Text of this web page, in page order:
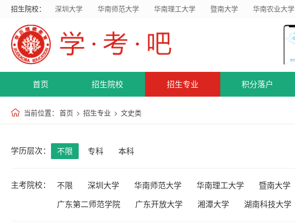
招生院校： 深圳大学 华南师范大学 华南理工大学 暨南大学 华南农业大学
首页 招生院校 招生专业 积分落户
当前位置： 首页 > 招生专业 > 文史类
学历层次： 不限 专科 本科
主考院校： 不限 深圳大学 华南师范大学 华南理工大学 暨南大学
广东第二师范学院
广东开放大学 湘潭大学 湖南科技大学